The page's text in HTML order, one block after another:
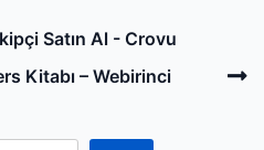
Satın Al - Crovu
Kitabı – Webirinci